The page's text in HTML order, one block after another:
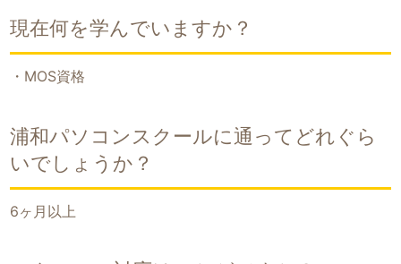
現在何を学んでいますか？
・MOS資格
浦和パソコンスクールに通ってどれぐら
いでしょうか？
6ヶ月以上